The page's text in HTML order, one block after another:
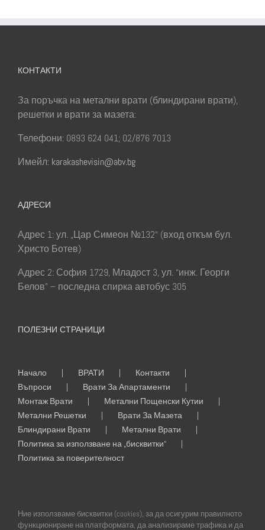
КОНТАКТИ
За поръчка на метални врати (блиндирани врати),
решетки и врати за мазета:
Телефони: 0893 624 041; 02/876 7013
Имейл: karakashevisin@abv.bg
АДРЕСИ
Адрес 1: ул. „Цар Симеон №132“ (вход откъм бул.
Христо Ботев)
Адрес 2: София 1729, Младост 3, ул. “инж. Георги
Белов” – последна спирка автобус 305
ПОЛЕЗНИ СТРАНИЦИ
Начало ВРАТИ
Контакти
Въпроси
Врати За Апартаменти
Монтаж Врати
Метални Пощенски Кутии
Метални Решетки
Врати За Мазета
Блиндирани Врати
Метални Врати
Политика за използване на „бисквитки“
Политика за поверителност
Ние използваме бисквитки (cookies), за да осигурим правилното
функциониране на платформата, да анализираме трафика и да